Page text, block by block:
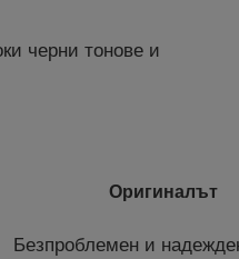
черни тонове и
Оригиналът
Безпроблемен и